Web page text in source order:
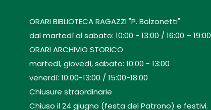
ORARI BIBLIOTECA RAGAZZI "P. Bolzonetti"
dal martedì al sabato: 10:00 - 13:00 / 16:00 – 19:00
ORARI ARCHIVIO STORICO
martedì, giovedì, sabato: 10:00 - 13:00
venerdì: 10:00-13:00 / 15:00-18:00
Chiusure straordinarie
Chiuso il 24 giugno (festa del Patrono) e festivi.